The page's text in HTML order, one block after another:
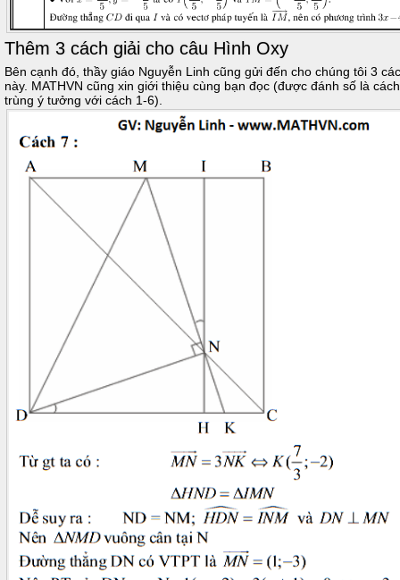
Thêm 3 cách giải cho câu Hình Oxy
Bên cạnh đó, thầy giáo Nguyễn Linh cũng gửi đến cho chúng tôi 3
này. MATHVN cũng xin giới thiệu cùng bạn đọc (được đánh số là
trùng ý tưởng với cách 1-6).